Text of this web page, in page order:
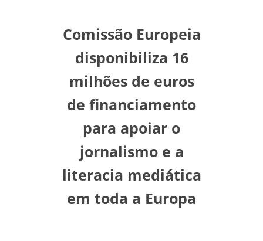
Comissão Europeia
disponibiliza 16
milhões de euros
de financiamento
para apoiar o
jornalismo e a
literacia mediática
em toda a Europa